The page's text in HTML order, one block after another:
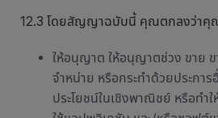
12.3 โดยสัญญาฉบับนี้ คุณตกลงว่าคุณ
ให้อนุญาต ให้อนุญาตช่วง ขาย
จำหน่าย หรือกระทำด้วยประการ
ประโยชน์ในเชิงพาณิชย์ หรือทำ